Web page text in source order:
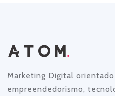
Marketing Digital
empreendedorismo,